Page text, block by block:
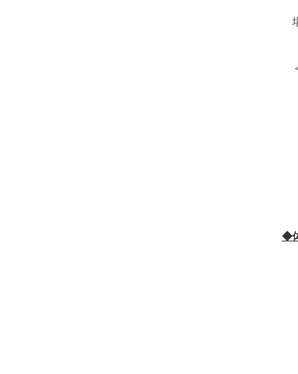
※
◆
(
※